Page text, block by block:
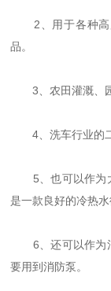
2、用于各种高
品。
3、农田灌溉、园
4、洗车行业的二
5、也可以作为大
是一款良好的冷热水
6、还可以作为消
要用到消防泵。